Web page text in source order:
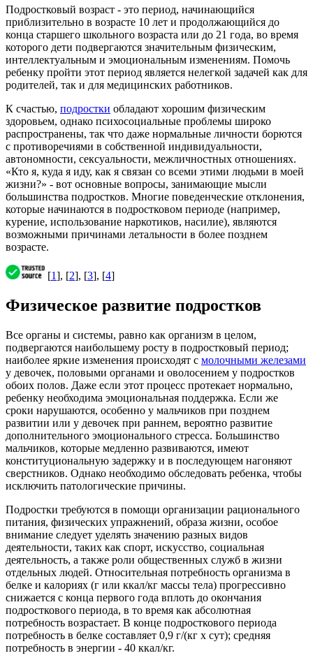
Подростковый возраст - это период, начинающийся
приблизительно в возрасте 10 лет и продолжающийся до
конца старшего школьного возраста или до 21 года, во время
которого дети подвергаются значительным физическим,
интеллектуальным и эмоциональным изменениям. Помочь
ребенку пройти этот период является нелегкой задачей как для
родителей, так и для медицинских работников.
К счастью, подростки обладают хорошим физическим
здоровьем, однако психосоциальные проблемы широко
распространены, так что даже нормальные личности борются
с противоречиями в собственной индивидуальности,
автономности, сексуальности, межличностных отношениях.
«Кто я, куда я иду, как я связан со всеми этими людьми в моей
жизни?» - вот основные вопросы, занимающие мысли
большинства подростков. Многие поведенческие отклонения,
которые начинаются в подростковом периоде (например,
курение, использование наркотиков, насилие), являются
возможными причинами летальности в более позднем
возрасте.
[1], [2], [3], [4]
Физическое развитие подростков
Все органы и системы, равно как организм в целом,
подвергаются наибольшему росту в подростковый период;
наиболее яркие изменения происходят с молочными железами
у девочек, половыми органами и оволосением у подростков
обоих полов. Даже если этот процесс протекает нормально,
ребенку необходима эмоциональная поддержка. Если же
сроки нарушаются, особенно у мальчиков при позднем
развитии или у девочек при раннем, вероятно развитие
дополнительного эмоционального стресса. Большинство
мальчиков, которые медленно развиваются, имеют
конституциональную задержку и в последующем нагоняют
сверстников. Однако необходимо обследовать ребенка, чтобы
исключить патологические причины.
Подростки требуются в помощи организации рационального
питания, физических упражнений, образа жизни, особое
внимание следует уделять значению разных видов
деятельности, таких как спорт, искусство, социальная
деятельность, а также роли общественных служб в жизни
отдельных людей. Относительная потребность организма в
белке и калориях (г или ккал/кг массы тела) прогрессивно
снижается с конца первого года вплоть до окончания
подросткового периода, в то время как абсолютная
потребность возрастает. В конце подросткового периода
потребность в белке составляет 0,9 г/(кг х сут); средняя
потребность в энергии - 40 ккал/кг.